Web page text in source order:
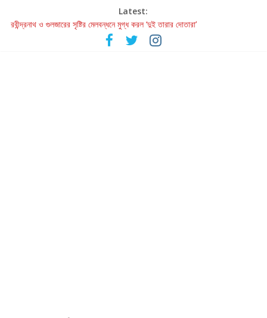
Latest:
রবীন্দ্রনাথ ও গুলজারের সৃষ্টির মেলবন্ধনে মুগ্ধ করল ‘দুই তারার দোতারা’
কলের গান থেকে রীলস্ — বাঙালির গান শোনার বিবর্তনের গল্প
জগন্নাথমঙ্গলম্ — বাংলায় প্রথমবার মঞ্চে এবার রথযাত্রার উদযাপন